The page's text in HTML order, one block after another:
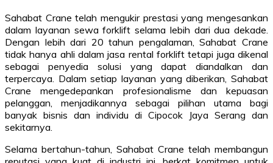
Sahabat Crane telah mengukir prestasi yang mengesankan
dalam layanan sewa forklift selama lebih dari dua dekade.
Dengan lebih dari 20 tahun pengalaman, Sahabat Crane
tidak hanya ahli dalam jasa rental forklift tetapi juga dikenal
sebagai penyedia solusi yang dapat diandalkan dan
terpercaya. Dalam setiap layanan yang diberikan, Sahabat
Crane mengedepankan profesionalisme dan kepuasan
pelanggan, menjadikannya sebagai pilihan utama bagi
banyak bisnis dan individu di Cipocok Jaya Serang dan
sekitarnya.
Selama bertahun-tahun, Sahabat Crane telah membangun